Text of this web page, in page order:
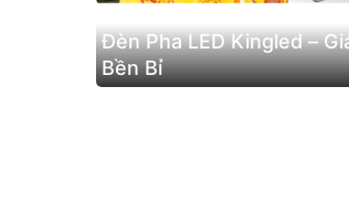
Đèn Pha LED Kingled –
Bền Bỉ